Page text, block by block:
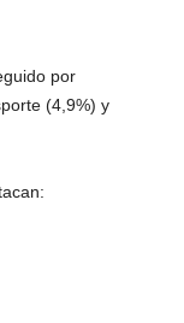
por
(4,9%) y